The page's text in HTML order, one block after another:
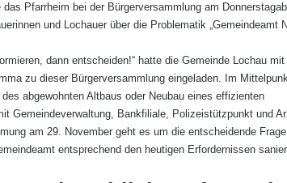
Pfarrheim bei der Bürgerversammlung am
und Lochauer über die Problematik „Gemeindeamt
dann entscheiden!“ hatte die Gemeinde Lochau mit
zu dieser Bürgerversammlung eingeladen. Im
abgewohnten Altbaus oder Neubau eines effizienten
Gemeindeverwaltung, Bankfiliale, Polizeistützpunkt und
am 29. November geht es um die entscheidende
entsprechend den heutigen Erfordernissen